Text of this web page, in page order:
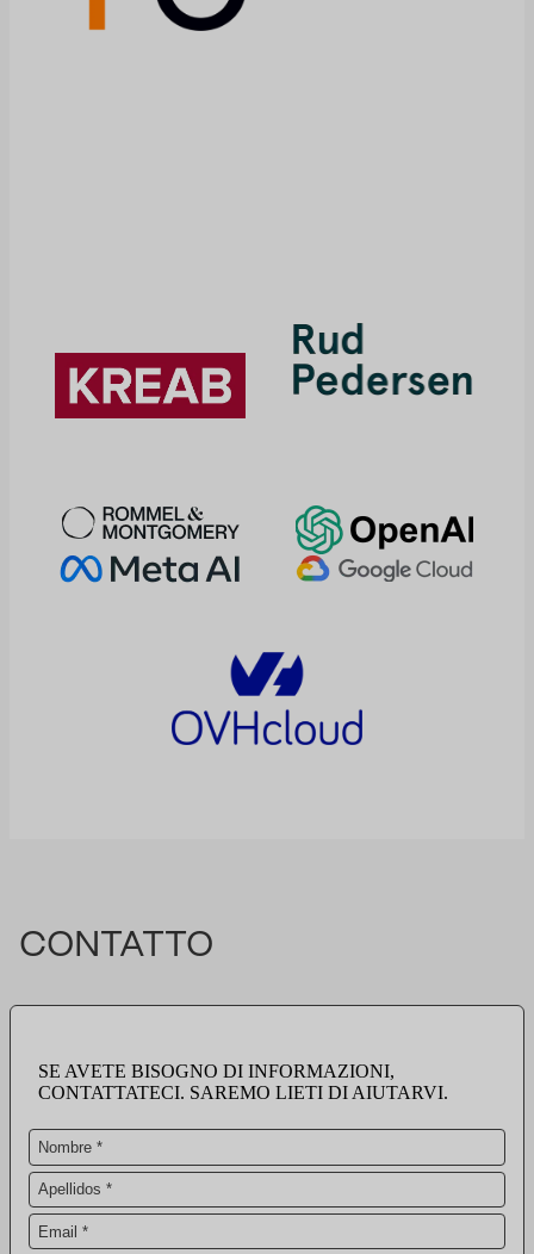
CONTATTO
SE AVETE BISOGNO DI INFORMAZIONI,
CONTATTATECI. SAREMO LIETI DI AIUTARVI.